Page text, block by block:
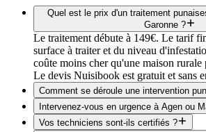
Quel est le prix d'un traitement
Garonne ?
Le traitement débute à 149€. Le tarif
surface à traiter et du niveau
coûte moins cher qu'une maison rurale
Le devis Nuisibook est gratuit et sans
Comment se déroule une intervention
Intervenez-vous en urgence à Agen ou
Vos techniciens sont-ils certifiés ?